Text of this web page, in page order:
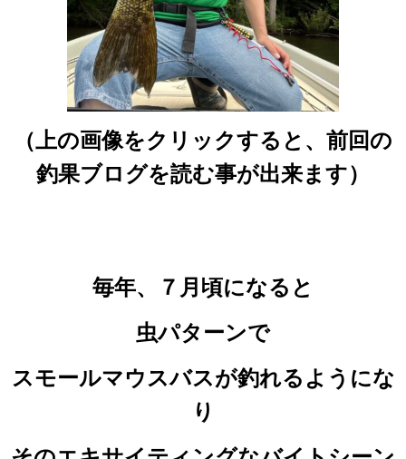
（上の画像をクリックすると、前回の
釣果ブログを読む事が出来ます）
毎年、７月頃になると
虫パターンで
スモールマウスバスが釣れるようにな
り